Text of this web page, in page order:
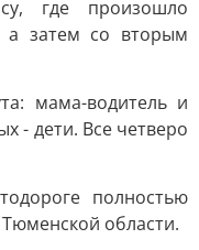
где произошло
а затем со вторым
мама-водитель и
- дети. Все четверо
полностью
области.